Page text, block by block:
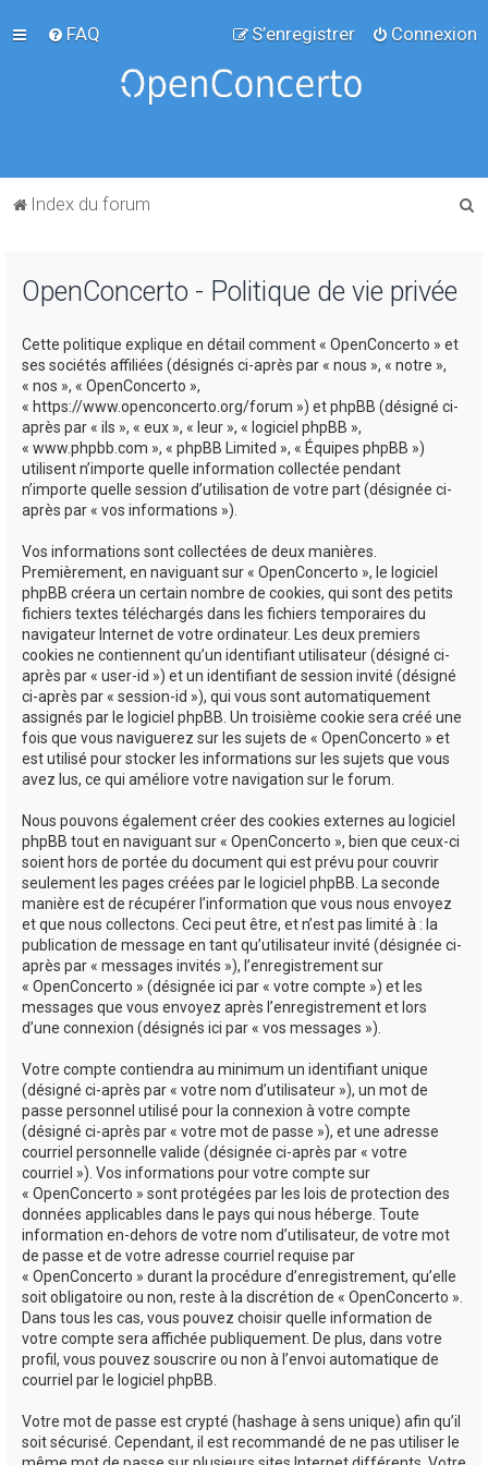
FAQ Connexion
S’enregistrer
Index du forum
OpenConcerto - Politique de vie privée
Cette politique explique en détail comment « OpenConcerto » et
ses sociétés affiliées (désignés ci-après par « nous », « notre »,
« nos », « OpenConcerto »,
« https://www.openconcerto.org/forum ») et phpBB (désigné ci-
après par « ils », « eux », « leur », « logiciel phpBB »,
« www.phpbb.com », « phpBB Limited », « Équipes phpBB »)
utilisent n’importe quelle information collectée pendant
n’importe quelle session d’utilisation de votre part (désignée ci-
après par « vos informations »).
Vos informations sont collectées de deux manières.
Premièrement, en naviguant sur « OpenConcerto », le logiciel
phpBB créera un certain nombre de cookies, qui sont des petits
fichiers textes téléchargés dans les fichiers temporaires du
navigateur Internet de votre ordinateur. Les deux premiers
cookies ne contiennent qu’un identifiant utilisateur (désigné ci-
après par « user-id ») et un identifiant de session invité (désigné
ci-après par « session-id »), qui vous sont automatiquement
assignés par le logiciel phpBB. Un troisième cookie sera créé une
fois que vous naviguerez sur les sujets de « OpenConcerto » et
est utilisé pour stocker les informations sur les sujets que vous
avez lus, ce qui améliore votre navigation sur le forum.
Nous pouvons également créer des cookies externes au logiciel
phpBB tout en naviguant sur « OpenConcerto », bien que ceux-ci
soient hors de portée du document qui est prévu pour couvrir
seulement les pages créées par le logiciel phpBB. La seconde
manière est de récupérer l’information que vous nous envoyez
et que nous collectons. Ceci peut être, et n’est pas limité à : la
publication de message en tant qu’utilisateur invité (désignée ci-
après par « messages invités »), l’enregistrement sur
« OpenConcerto » (désignée ici par « votre compte ») et les
messages que vous envoyez après l’enregistrement et lors
d’une connexion (désignés ici par « vos messages »).
Votre compte contiendra au minimum un identifiant unique
(désigné ci-après par « votre nom d’utilisateur »), un mot de
passe personnel utilisé pour la connexion à votre compte
(désigné ci-après par « votre mot de passe »), et une adresse
courriel personnelle valide (désignée ci-après par « votre
courriel »). Vos informations pour votre compte sur
« OpenConcerto » sont protégées par les lois de protection des
données applicables dans le pays qui nous héberge. Toute
information en-dehors de votre nom d’utilisateur, de votre mot
de passe et de votre adresse courriel requise par
« OpenConcerto » durant la procédure d’enregistrement, qu’elle
soit obligatoire ou non, reste à la discrétion de « OpenConcerto ».
Dans tous les cas, vous pouvez choisir quelle information de
votre compte sera affichée publiquement. De plus, dans votre
profil, vous pouvez souscrire ou non à l’envoi automatique de
courriel par le logiciel phpBB.
Votre mot de passe est crypté (hashage à sens unique) afin qu’il
soit sécurisé. Cependant, il est recommandé de ne pas utiliser le